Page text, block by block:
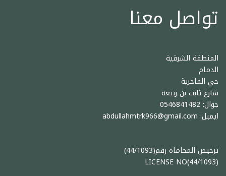
تواصل معنا
المنطقة الشرقية
الدمام
حي الفاخرية
شارع ثابت بن ربيعة
جوال: 0546841482
ايميل: abdullahmtrk966@gmail.com
ترخيص المحاماة رقم(44/1093)
(44/1093)LICENSE NO